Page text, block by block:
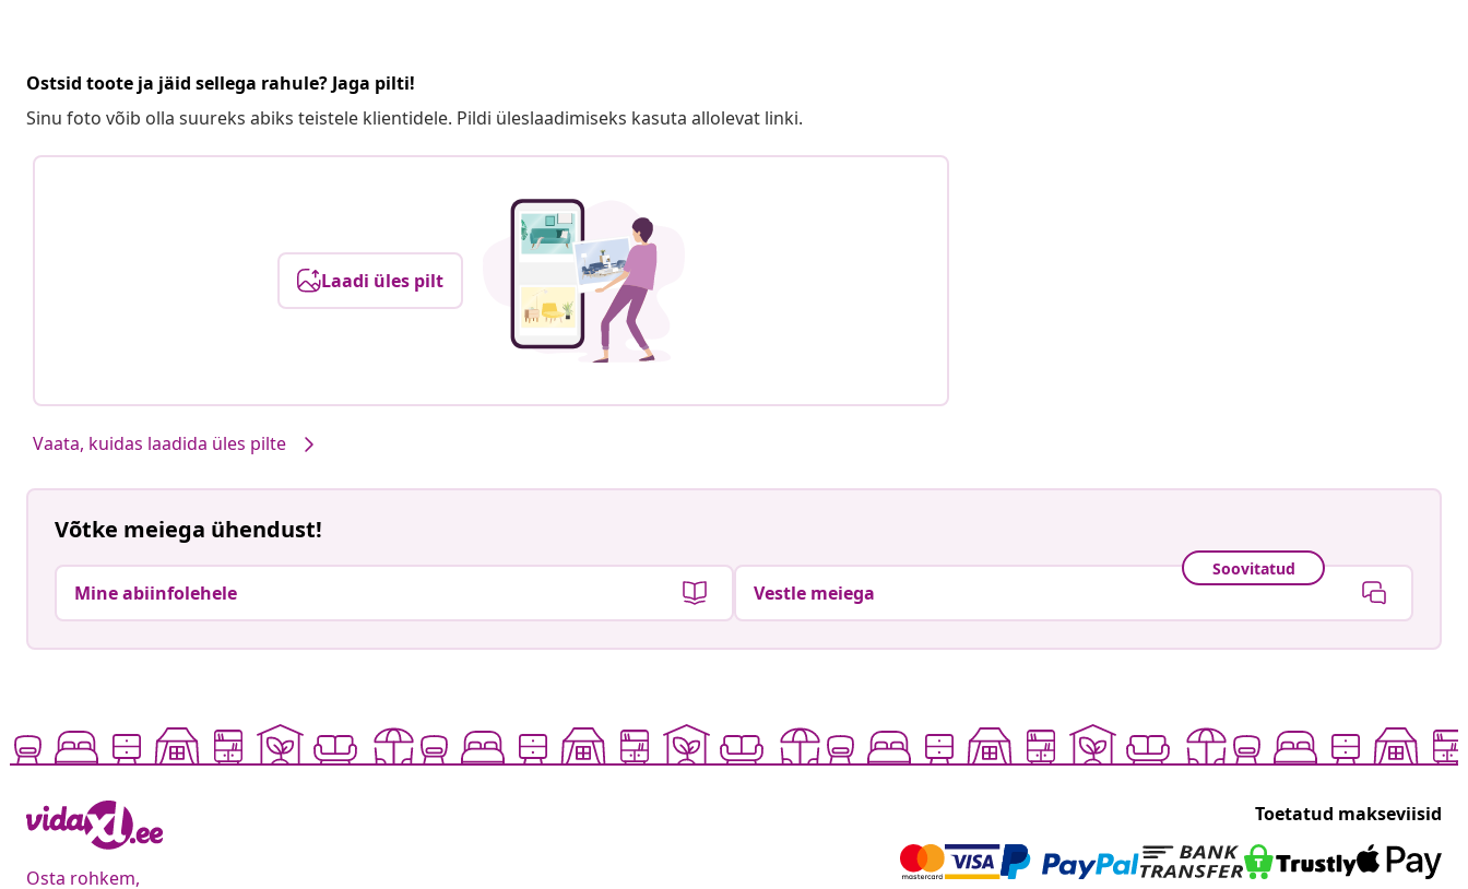
Ostsid toote ja jäid sellega rahule? Jaga pilti!
Sinu foto võib olla suureks abiks teistele klientidele. Pildi üleslaadimiseks kasuta allolevat linki.
Laadi üles pilt
Vaata, kuidas laadida üles pilte
Võtke meiega ühendust!
Mine abiinfolehele
Soovitatud
Vestle meiega
Osta rohkem,
Toetatud makseviisid